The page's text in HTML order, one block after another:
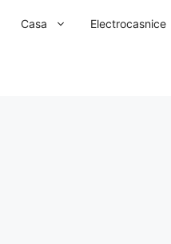
Casa Electrocasnice